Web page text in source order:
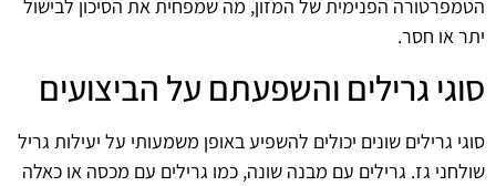
הטמפרטורה הפנימית של המזון, מה שמפחית את הסיכון לבישול
יתר או חסר.
סוגי גרילים והשפעתם על הביצועים
סוגי גרילים שונים יכולים להשפיע באופן משמעותי על יעילות גריל
שולחני גז. גרילים עם מבנה שונה, כמו גרילים עם מכסה או כאלה